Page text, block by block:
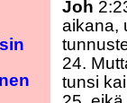
Joh
aikana,
24.
tunsi